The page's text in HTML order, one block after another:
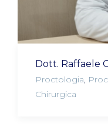
Dott. Raffaele
Proctologia,
Chirurgica